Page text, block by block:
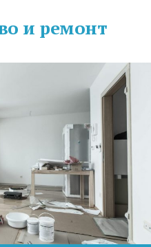
и ремонт